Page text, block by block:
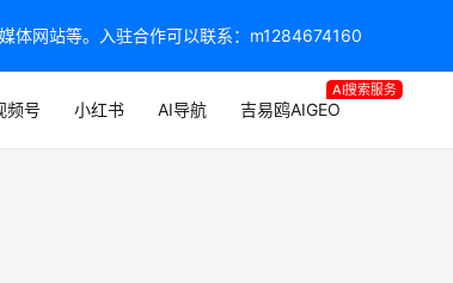
体网站等。入驻合作可以联系：m1284674160
频号 小红书 AI导航 吉易鸥AIGEO
AI搜索服务